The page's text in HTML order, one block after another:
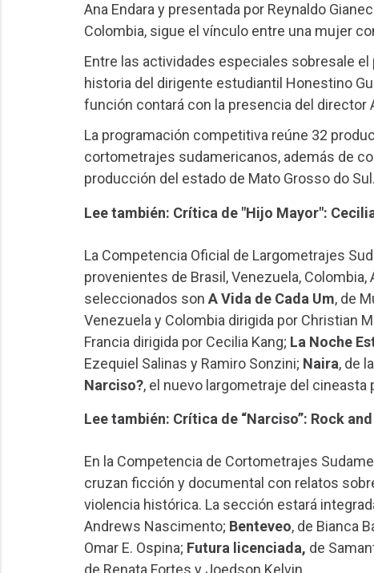
Ana Endara y presentada por Reynaldo
Colombia, sigue el vínculo entre una mujer
Entre las actividades especiales sobresale
historia del dirigente estudiantil Honestino
función contará con la presencia del director
La programación competitiva reúne 32
cortometrajes sudamericanos, además de
producción del estado de Mato Grosso do Sul.
Lee también: Crítica de "Hijo Mayor":
La Competencia Oficial de Largometrajes
provenientes de Brasil, Venezuela, Colombia,
seleccionados son A Vida de Cada Um, de
Venezuela y Colombia dirigida por Christian
Francia dirigida por Cecilia Kang; La Noche
Ezequiel Salinas y Ramiro Sonzini; Naira, de
Narciso?, el nuevo largometraje del cineasta
Lee también: Crítica de “Narciso”: Rock
En la Competencia de Cortometrajes
cruzan ficción y documental con relatos
violencia histórica. La sección estará
Andrews Nascimento; Benteveo, de Bianca
Omar E. Ospina; Futura licenciada, de
de Renata Fortes y Joedson Kelvin.